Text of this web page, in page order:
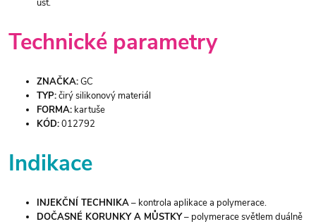
úst.
Technické parametry
ZNAČKA:GC
TYP:čirý silikonový materiál
FORMA: kartuše
KÓD:012792
Indikace
INJEKČNÍ TECHNIKA– kontrola aplikace a polymerace.
DOČASNÉ KORUNKY A MŮSTKY– polymerace světlem duálně